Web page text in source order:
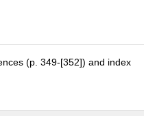
(p. 349-[352]) and index